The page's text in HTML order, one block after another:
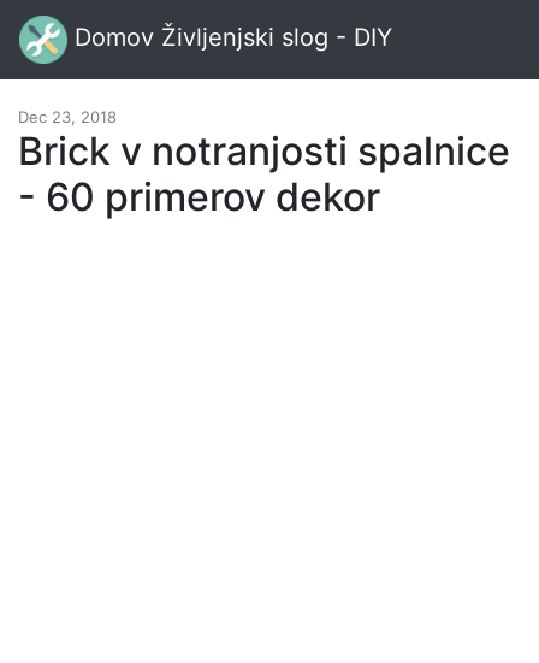
Domov Življenjski slog - DIY
Dec 23, 2018
Brick v notranjosti spalnice
- 60 primerov dekor